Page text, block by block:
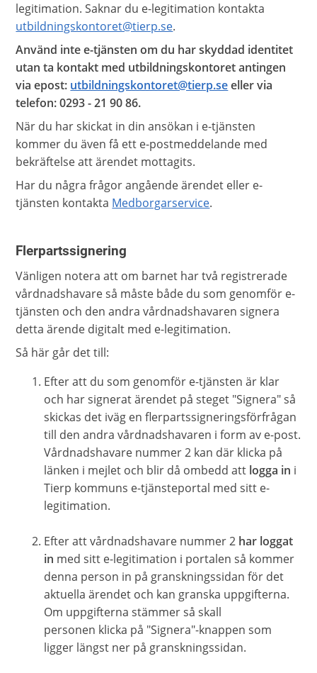
legitimation. Saknar du e-legitimation kontakta
utbildningskontoret@tierp.se.
Använd inte e-tjänsten om du har skyddad identitet
utan ta kontakt med utbildningskontoret antingen
via epost: utbildningskontoret@tierp.seeller via
telefon: 0293 - 21 90 86.
När du har skickat in din ansökan i e-tjänsten
kommer du även få ett e-postmeddelande med
bekräftelse att ärendet mottagits.
Har du några frågor angående ärendet eller e-
tjänsten kontakta Medborgarservice.
Flerpartssignering
Vänligen notera att om barnet har två registrerade
vårdnadshavare så måste både du som genomför e-
tjänsten och den andra vårdnadshavaren signera
detta ärende digitalt med e-legitimation.
Så här går det till:
Efter att du som genomför e-tjänsten är klar
och har signerat ärendet på steget "Signera" så
skickas det iväg en flerpartssigneringsförfrågan
till den andra vårdnadshavaren i form av e-post.
Vårdnadshavare nummer 2 kan där klicka på
länken i mejlet och blir då ombedd att logga in i
Tierp kommuns e-tjänsteportal med sitt e-
legitimation.
Efter att vårdnadshavare nummer 2 har loggat
in med sitt e-legitimation i portalen så kommer
denna person in på granskningssidan för det
aktuella ärendet och kan granska uppgifterna.
Om uppgifterna stämmer så skall
personen klicka på "Signera"-knappen som
ligger längst ner på granskningssidan.